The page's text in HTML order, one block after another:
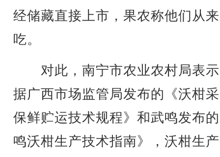
经储藏直接上市，果农称他们从
吃。
对此，南宁市农业农村局表
据广西市场监管局发布的《沃柑
保鲜贮运技术规程》和武鸣发布
鸣沃柑生产技术指南》，沃柑生